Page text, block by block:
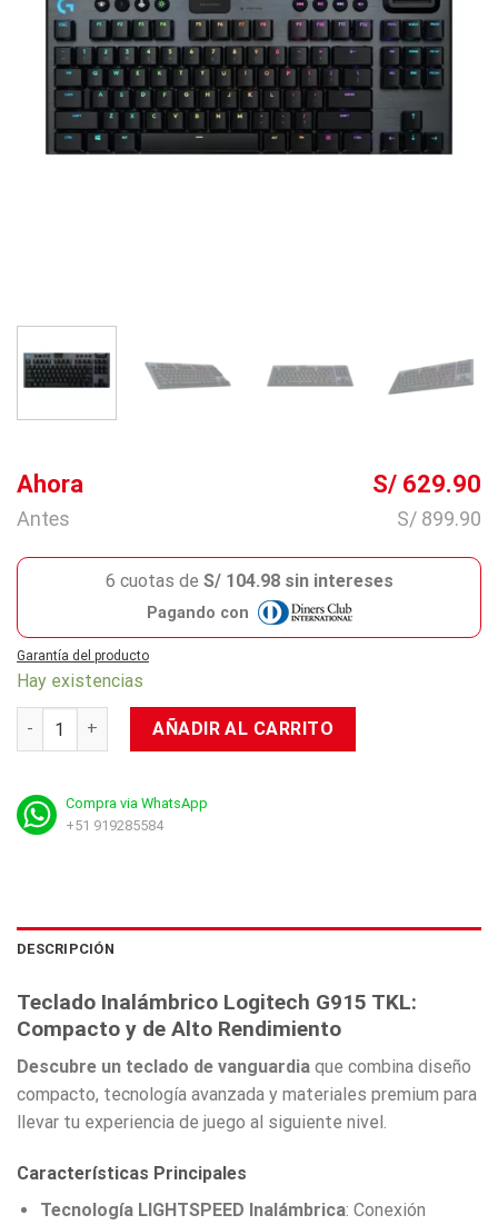
Ahora S/ 629.90
Antes S/ 899.90
6 cuotas de S/ 104.98 sin intereses
Pagando con
Garantía del producto
Hay existencias
Teclado Logitech G G915 TKL Lightspeed cantidad
AÑADIR AL CARRITO
Compra via WhatsApp
+51 919285584
DESCRIPCIÓN
Teclado Inalámbrico Logitech G915 TKL:
Compacto y de Alto Rendimiento
Descubre un teclado de vanguardia que combina diseño
compacto, tecnología avanzada y materiales premium para
llevar tu experiencia de juego al siguiente nivel.
Características Principales
Tecnología LIGHTSPEED Inalámbrica: Conexión